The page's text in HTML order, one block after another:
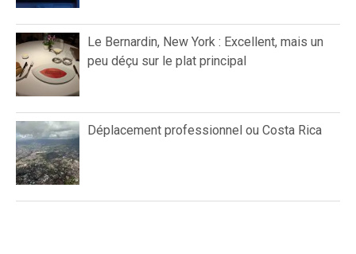
Le Bernardin, New York : Excellent, mais un
peu déçu sur le plat principal
Déplacement professionnel ou Costa Rica